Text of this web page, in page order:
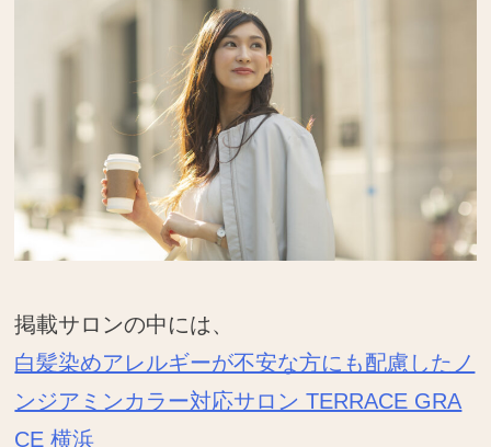
掲載サロンの中には、
白髪染めアレルギーが不安な方にも配慮したノ
ンジアミンカラー対応サロン TERRACE GRA
CE 横浜